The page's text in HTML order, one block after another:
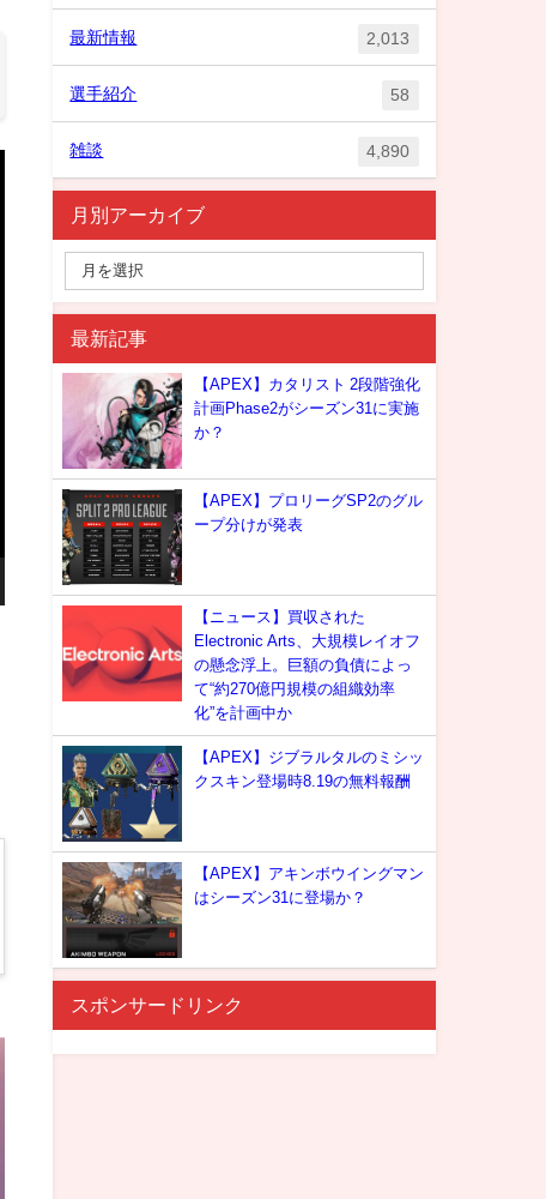
最新情報 2,013
選手紹介 58
雑談 4,890
月別アーカイブ
最新記事
【APEX】カタリスト 2段階強化
計画Phase2がシーズン31に実施
か？
【APEX】プロリーグSP2のグル
ープ分けが発表
【ニュース】買収された
Electronic Arts、大規模レイオフ
の懸念浮上。巨額の負債によっ
て“約270億円規模の組織効率
化”を計画中か
【APEX】ジブラルタルのミシッ
クスキン登場時8.19の無料報酬
【APEX】アキンボウイングマン
はシーズン31に登場か？
スポンサードリンク